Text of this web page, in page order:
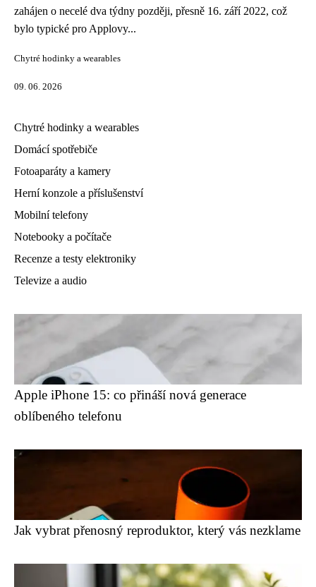
zahájen o necelé dva týdny později, přesně 16. září 2022, což
bylo typické pro Applovy...
Chytré hodinky a wearables
09. 06. 2026
Chytré hodinky a wearables
Domácí spotřebiče
Fotoaparáty a kamery
Herní konzole a příslušenství
Mobilní telefony
Notebooky a počítače
Recenze a testy elektroniky
Televize a audio
Apple iPhone 15: co přináší nová generace
oblíbeného telefonu
Jak vybrat přenosný reproduktor, který vás nezklame